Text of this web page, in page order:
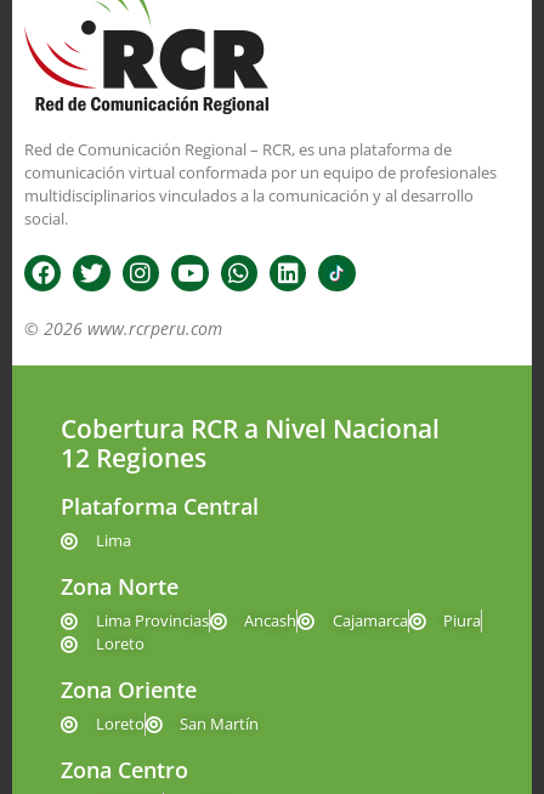
Red de Comunicación Regional – RCR, es una plataforma de
comunicación virtual conformada por un equipo de profesionales
multidisciplinarios vinculados a la comunicación y al desarrollo
social.
© 2026 www.rcrperu.com
Cobertura RCR a Nivel Nacional
12 Regiones
Plataforma Central
Lima
Zona Norte
Lima Provincias Ancash Cajamarca
Piura
Loreto
Zona Oriente
Loreto San Martín
Zona Centro